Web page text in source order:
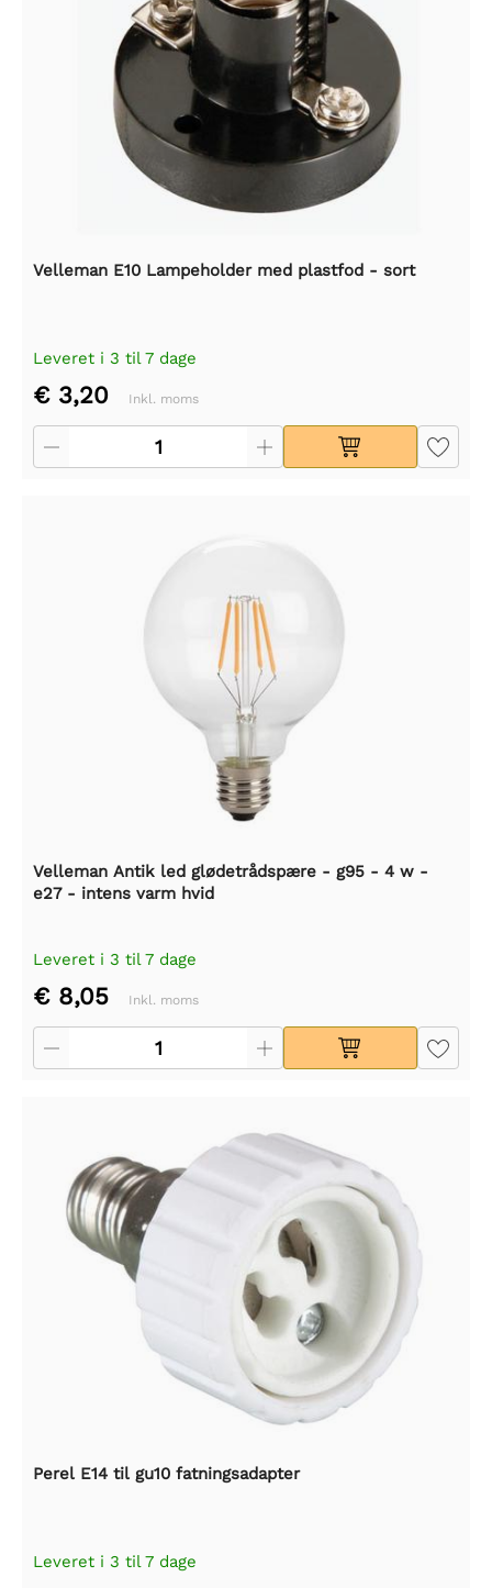
Velleman E10 Lampeholder med plastfod - sort
Leveret i 3 til 7 dage
€ 3,20 Inkl. moms
Velleman Antik led glødetrådspære - g95 - 4 w -
e27 - intens varm hvid
Leveret i 3 til 7 dage
€ 8,05 Inkl. moms
Perel E14 til gu10 fatningsadapter
Leveret i 3 til 7 dage